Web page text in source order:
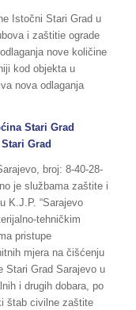
Istočni Stari Grad u
i zaštitie ograde
nove količine
kod objekta u
nova odlaganja
Stari Grad
Grad
broj: 8-40-28-
je službama zaštite i
K.J.P. “Sarajevo
tehničkim
pristupe
mjera na čišćenju
Stari Grad Sarajevo u
i drugih dobara, po
štab civilne zaštite